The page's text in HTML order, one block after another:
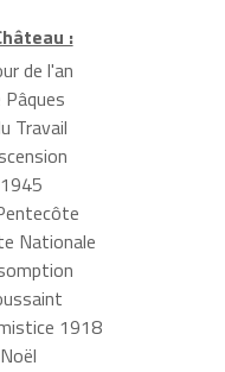
:
de l'an
Pâques
Travail
Nationale
1918